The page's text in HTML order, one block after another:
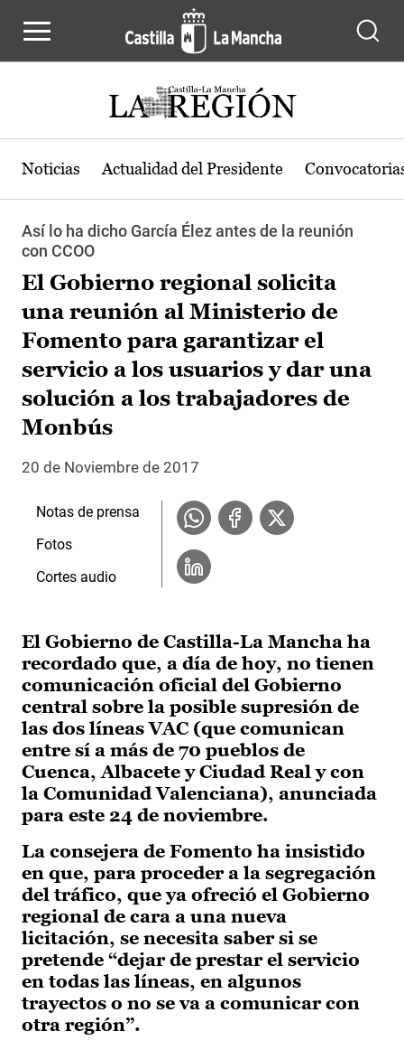
Noticias Actualidad del Presidente
Así lo ha dicho García Élez antes de la reunión
con CCOO
El Gobierno regional solicita
una reunión al Ministerio de
Fomento para garantizar el
servicio a los usuarios y dar una
solución a los trabajadores de
Monbús
20 de Noviembre de 2017
El Gobierno de Castilla-La Mancha ha
recordado que, a día de hoy, no tienen
comunicación oficial del Gobierno
central sobre la posible supresión de
las dos líneas VAC (que comunican
entre sí a más de 70 pueblos de
Cuenca, Albacete y Ciudad Real y con
la Comunidad Valenciana), anunciada
para este 24 de noviembre.
La consejera de Fomento ha insistido
en que, para proceder a la segregación
del tráfico, que ya ofreció el Gobierno
regional de cara a una nueva
licitación, se necesita saber si se
pretende “dejar de prestar el servicio
en todas las líneas, en algunos
trayectos o no se va a comunicar con
otra región”.
Notas de prensa
Fotos
Cortes audio